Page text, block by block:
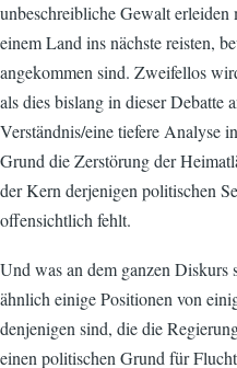
unbeschreibliche Gewalt erleiden
einem Land ins nächste reisten,
angekommen sind. Zweifellos
als dies bislang in dieser Debatte
Verständnis/eine tiefere Analyse
Grund die Zerstörung der
der Kern derjenigen politischen
offensichtlich fehlt.
Und was an dem ganzen Diskurs
ähnlich einige Positionen von
denjenigen sind, die die
einen politischen Grund für